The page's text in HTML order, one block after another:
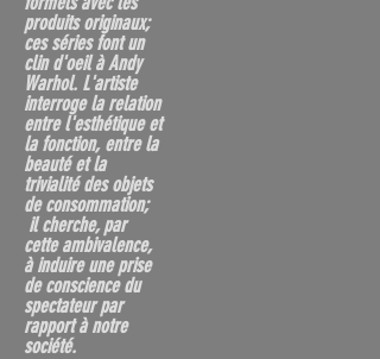
produits originaux;
ces séries font un
clin d'oeil à Andy
Warhol. L'artiste
interroge la relation
entre l'esthétique et
la fonction, entre la
beauté et la
trivialité des objets
de consommation;
il cherche, par
cette ambivalence,
à induire une prise
de conscience du
spectateur par
rapport à notre
société.